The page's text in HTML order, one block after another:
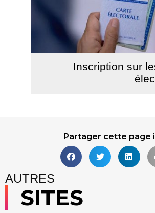
Inscription sur
Partager cette page
AUTRES
SITES